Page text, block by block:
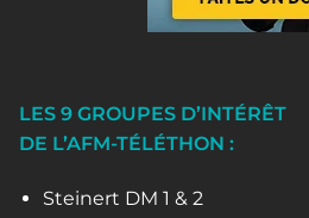
LES 9 GROUPES D’INTÉRÊT
DE L’AFM-TÉLÉTHON :
Steinert DM 1 & 2